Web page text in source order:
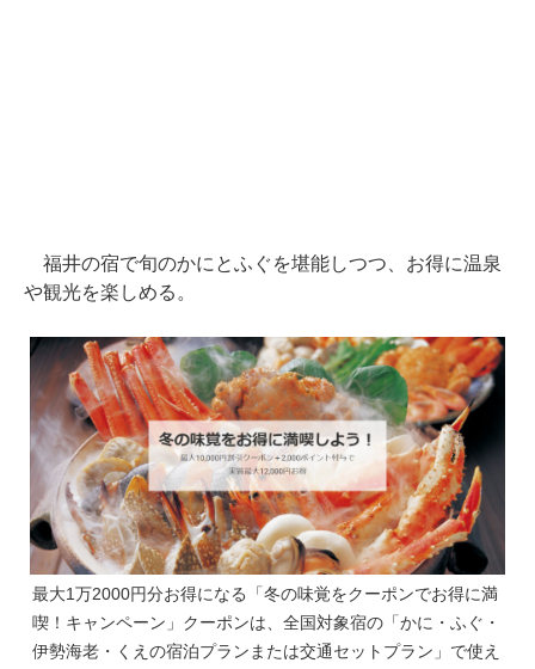
福井の宿で旬のかにとふぐを堪能しつつ、お得に温泉
や観光を楽しめる。
最大1万2000円分お得になる「冬の味覚をクーポンでお得に満
喫！キャンペーン」クーポンは、全国対象宿の「かに・ふぐ・
伊勢海老・くえの宿泊プランまたは交通セットプラン」で使え